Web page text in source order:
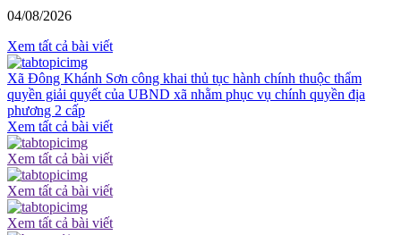
04/08/2026
Xem tất cả bài viết
Xã Đông Khánh Sơn công khai thủ tục hành chính thuộc thẩm
quyền giải quyết của UBND xã nhằm phục vụ chính quyền địa
phương 2 cấp
Xem tất cả bài viết
Xem tất cả bài viết
Xem tất cả bài viết
Xem tất cả bài viết